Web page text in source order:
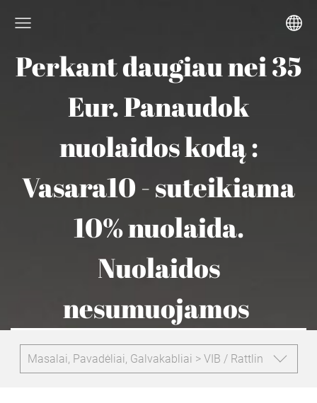
Perkant daugiau nei 35
Eur. Panaudok
nuolaidos kodą :
Vasara10 - suteikiama
10% nuolaida.
Nuolaidos
nesumuojamos
Masalai, Pavadėliai, Galvakabliai > VIB / Rattlin